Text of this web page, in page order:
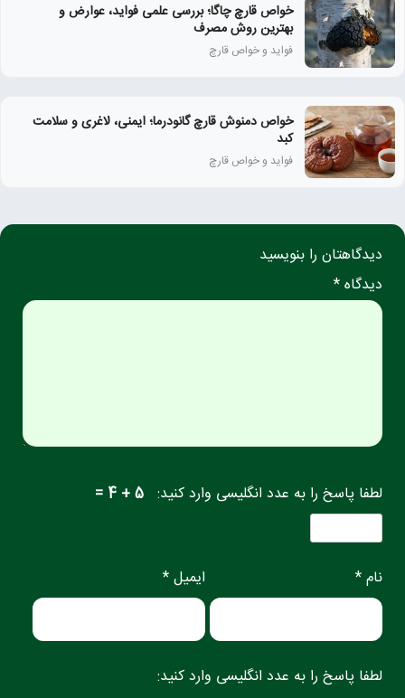
خواص قارچ چاگا؛ بررسی علمی فواید، عوارض و
بهترین روش مصرف
فواید و خواص قارچ
خواص دمنوش قارچ گانودرما؛ ایمنی، لاغری و سلامت
کبد
فواید و خواص قارچ
دیدگاهتان را بنویسید
دیدگاه *
لطفا پاسخ را به عدد انگلیسی وارد کنید: 5 + 4 =
نام * ایمیل *
لطفا پاسخ را به عدد انگلیسی وارد کنید: